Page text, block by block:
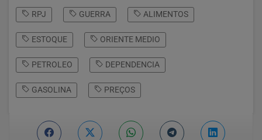
RPJ GUERRA ALIMENTOS
ESTOQUE ORIENTE MEDIO
PETROLEO DEPENDENCIA
GASOLINA PREÇOS